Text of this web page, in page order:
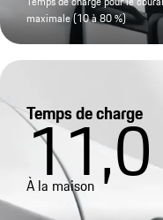
maximale (10 à 80 %)
Temps de charge
11,0
À la maison